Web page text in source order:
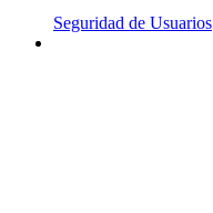
Seguridad de Usuarios